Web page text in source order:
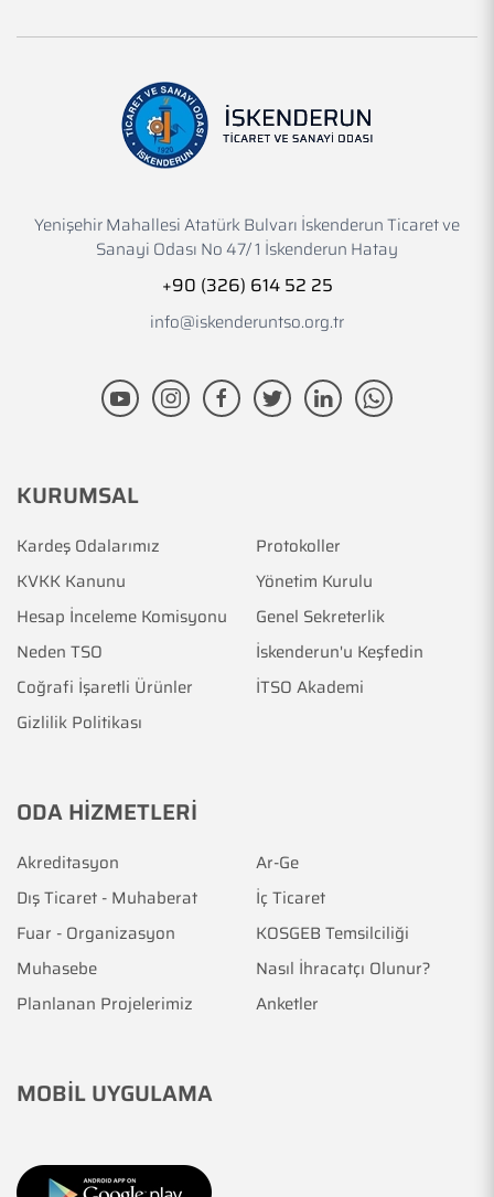
Yenişehir Mahallesi Atatürk Bulvarı İskenderun Ticaret ve
Sanayi Odası No 47/ 1 İskenderun Hatay
+90 (326) 614 52 25
info@iskenderuntso.org.tr
KURUMSAL
Kardeş Odalarımız
Protokoller
KVKK Kanunu
Yönetim Kurulu
Hesap İnceleme Komisyonu
Genel Sekreterlik
Neden TSO
İskenderun'u Keşfedin
Coğrafi İşaretli Ürünler
İTSO Akademi
Gizlilik Politikası
ODA HİZMETLERİ
Akreditasyon
Ar-Ge
Dış Ticaret - Muhaberat
İç Ticaret
Fuar - Organizasyon
KOSGEB Temsilciliği
Muhasebe
Nasıl İhracatçı Olunur?
Planlanan Projelerimiz
Anketler
MOBİL UYGULAMA